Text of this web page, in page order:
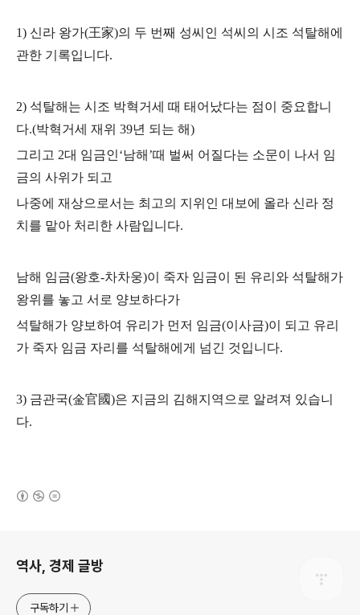
1) 신라 왕가(王家)의 두 번째 성씨인 석씨의 시조 석탈해에
관한 기록입니다.
2) 석탈해는 시조 박혁거세 때 태어났다는 점이 중요합니
다.(박혁거세 재위 39년 되는 해)
그리고 2대 임금인‘남해’때 벌써 어질다는 소문이 나서 임
금의 사위가 되고
나중에 재상으로서는 최고의 지위인 대보에 올라 신라 정
치를 맡아 처리한 사람입니다.
남해 임금(왕호-차차웅)이 죽자 임금이 된 유리와 석탈해가
왕위를 놓고 서로 양보하다가
석탈해가 양보하여 유리가 먼저 임금(이사금)이 되고 유리
가 죽자 임금 자리를 석탈해에게 넘긴 것입니다.
3) 금관국(金官國)은 지금의 김해지역으로 알려져 있습니
다.
역사, 경제 글방
구독하기